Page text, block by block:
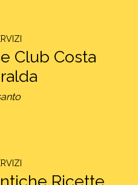
Club Costa
Ricette